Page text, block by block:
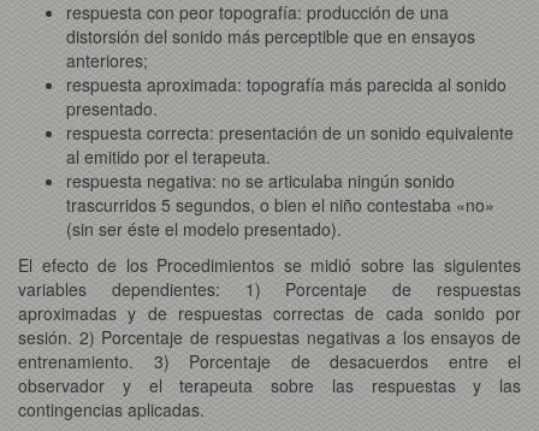
respuesta con peor topografía: producción de una
distorsión del sonido más perceptible que en ensayos
anteriores;
respuesta aproximada: topografía más parecida al sonido
presentado.
respuesta correcta: presentación de un sonido equivalente
al emitido por el terapeuta.
respuesta negativa: no se articulaba ningún sonido
trascurridos 5 segundos, o bien el niño contestaba «no»
(sin ser éste el modelo presentado).
El efecto de los Procedimientos se midió sobre las siguientes
variables dependientes: 1) Porcentaje de respuestas
aproximadas y de respuestas correctas de cada sonido por
sesión. 2) Porcentaje de respuestas negativas a los ensayos de
entrenamiento. 3) Porcentaje de desacuerdos entre el
observador y el terapeuta sobre las respuestas y las
contingencias aplicadas.